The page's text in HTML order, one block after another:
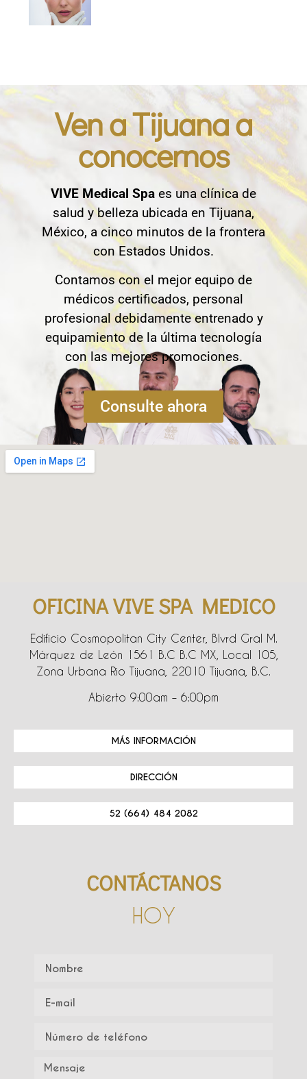
Ven a Tijuana a
conocernos
VIVE Medical Spa es una clínica de
salud y belleza ubicada en Tijuana,
México, a cinco minutos de la frontera
con Estados Unidos.
Contamos con el mejor equipo de
médicos certificados, personal
profesional debidamente entrenado y
equipamiento de la última tecnología
con las mejores promociones.
Consulte ahora
OFICINA VIVE SPA MEDICO
Edificio Cosmopolitan City Center, Blvrd Gral M.
Márquez de León 1561 B.C B.C MX, Local 105,
Zona Urbana Rio Tijuana, 22010 Tijuana, B.C.
Abierto 9:00am – 6:00pm
MÁS INFORMACIÓN
DIRECCIÓN
52 (664) 484 2082
CONTÁCTANOS
HOY